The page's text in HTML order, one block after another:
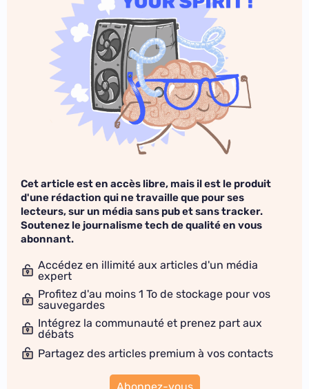
Cet article est en accès libre, mais il est le produit
d'une rédaction qui ne travaille que pour ses
lecteurs, sur un média sans pub et sans tracker.
Soutenez le journalisme tech de qualité en vous
abonnant.
Accédez en illimité aux articles d'un média
expert
Profitez d'au moins 1 To de stockage pour vos
sauvegardes
Intégrez la communauté et prenez part aux
débats
Partagez des articles premium à vos contacts